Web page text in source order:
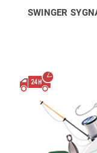
SWINGER